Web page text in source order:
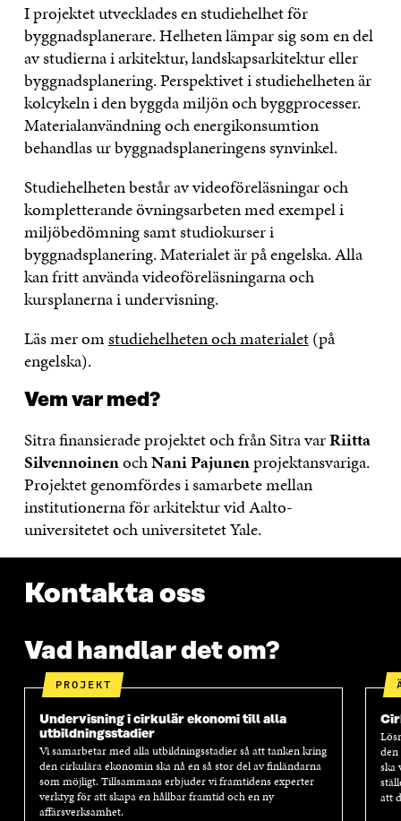
I projektet utvecklades en studiehelhet för
byggnadsplanerare. Helheten lämpar sig som en del
av studierna i arkitektur, landskapsarkitektur eller
byggnadsplanering. Perspektivet i studiehelheten är
kolcykeln i den byggda miljön och byggprocesser.
Materialanvändning och energikonsumtion
behandlas ur byggnadsplaneringens synvinkel.
Studiehelheten består av videoföreläsningar och
kompletterande övningsarbeten med exempel i
miljöbedömning samt studiokurser i
byggnadsplanering. Materialet är på engelska. Alla
kan fritt använda videoföreläsningarna och
kursplanerna i undervisning.
Läs mer omstudiehelheten och materialet(på
engelska).
Vem var med?
Sitra finansierade projektet och från Sitra varRiitta
SilvennoinenochNani Pajunenprojektansvariga.
Projektet genomfördes i samarbete mellan
institutionerna för arkitektur vid Aalto-
universitetet och universitetet Yale.
Kontakta oss
Vad handlar det om?
PROJEKT
Undervisning i cirkulär ekonomi till alla
utbildningsstadier
Vi samarbetar med alla utbildningsstadier så att tanken kring
den cirkulära ekonomin ska nå en så stor del av finländarna
som möjligt. Tillsammans erbjuder vi framtidens experter
verktyg för att skapa en hållbar framtid och en ny
affärsverksamhet.
ska
att